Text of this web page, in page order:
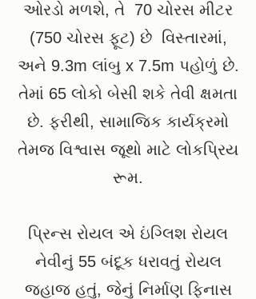
ઓરડો મળશે, તે 70 ચોરસ મીટર
(750 ચોરસ ફૂટ) છે
વિસ્તારમાં,
અને 9.3m લાંબુ x 7.5m પહોળું છે.
તેમાં 65 લોકો બેસી શકે તેવી ક્ષમતા
છે. ફરીથી, સામાજિક કાર્યક્રમો
તેમજ વિશ્વાસ જૂથો માટે લોકપ્રિય
રૂમ.
પ્રિન્સ રોયલ એ ઇંગ્લિશ રોયલ
નેવીનું 55 બંદૂક ધરાવતું રોયલ
જહાજ હતું, જેનું નિર્માણ ફિનાસ